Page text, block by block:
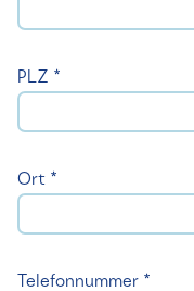
PLZ *
Ort *
Telefonnummer *